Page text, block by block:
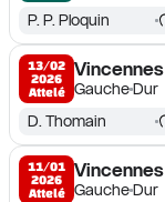
P. P. Ploquin
13/02
2026
Attelé
Vincennes
GaucheDur
D. Thomain
11/01
2026
Attelé
Vincennes
GaucheDur